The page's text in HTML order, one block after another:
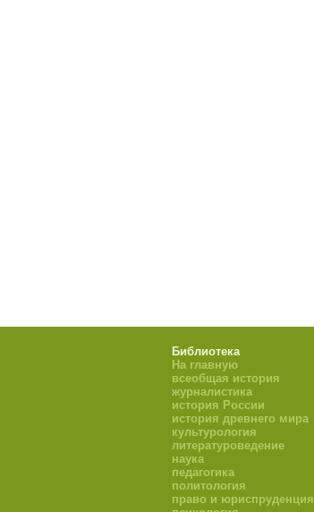
Библиотека
На главную
всеобщая история
журналистика
история России
история древнего мира
культурология
литературоведение
наука
педагогика
политология
право и юриспруденция